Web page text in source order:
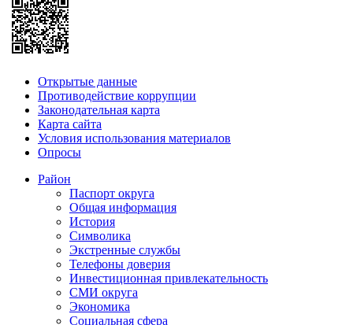
Открытые данные
Противодействие коррупции
Законодательная карта
Карта сайта
Условия использования материалов
Опросы
Район
Паспорт округа
Общая информация
История
Символика
Экстренные службы
Телефоны доверия
Инвестиционная привлекательность
СМИ округа
Экономика
Социальная сфера